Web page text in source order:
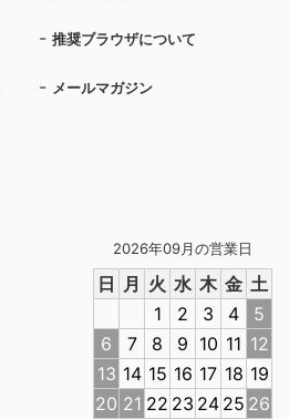
2026年09月の営業日
日 月 火 水 木 金 土
1
2 3 4
5
6
7 8 9 10 11 12
13 14 15 16 17 18 19
20 21 22 23 24 25 26
推奨ブラウザについて
メールマガジン